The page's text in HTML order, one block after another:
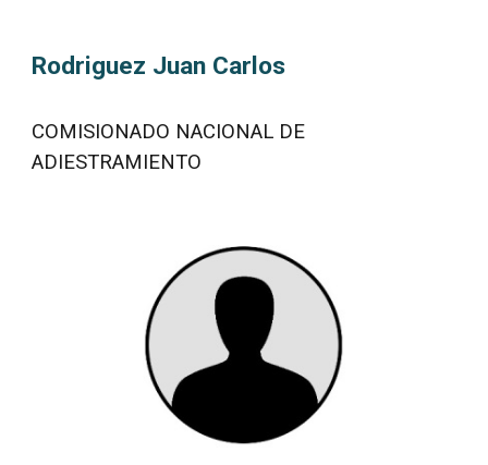
Rodriguez Juan Carlos
COMISIONADO NACIONAL DE
ADIESTRAMIENTO